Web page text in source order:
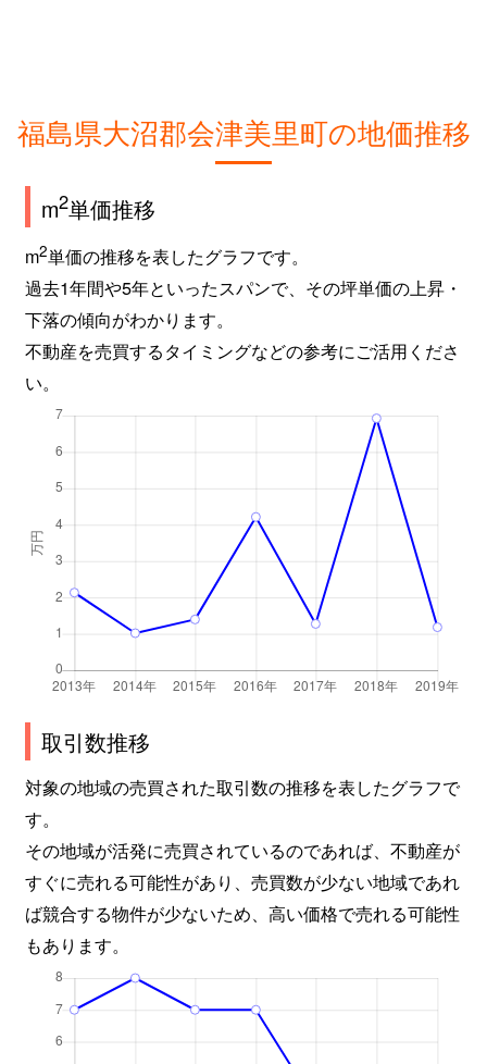
福島県大沼郡会津美里町の地価推移
m2単価推移
m2単価の推移を表したグラフです。
過去1年間や5年といったスパンで、その坪単価の上昇・
下落の傾向がわかります。
不動産を売買するタイミングなどの参考にご活用くださ
い。
取引数推移
対象の地域の売買された取引数の推移を表したグラフで
す。
その地域が活発に売買されているのであれば、不動産が
すぐに売れる可能性があり、売買数が少ない地域であれ
ば競合する物件が少ないため、高い価格で売れる可能性
もあります。